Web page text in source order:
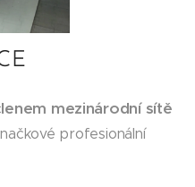
mezinárodní sítě
profesionální